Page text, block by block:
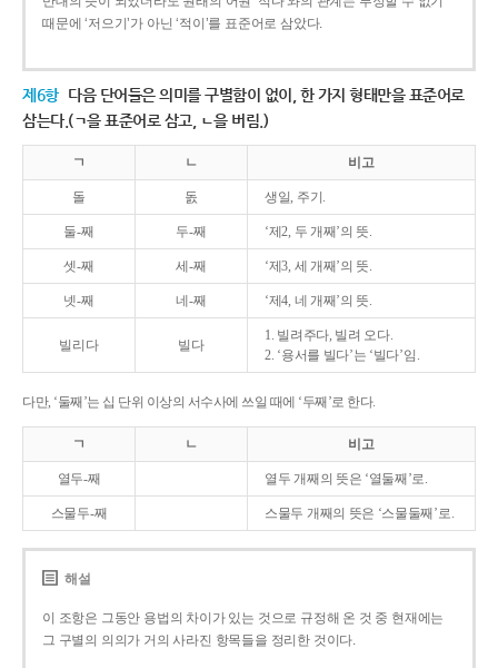
때문에 ‘저으기’가 아닌 ‘적이’를 표준어로 삼았다.
제6항 다음 단어들은 의미를 구별함이 없이, 한 가지 형태만을 표준어로
삼는다.(ㄱ을 표준어로 삼고, ㄴ을 버림.)
ㄱ ㄴ 비고
돌 돐 생일, 주기.
둘-째 두-째 ‘제2, 두 개째’의 뜻.
셋-째 세-째 ‘제3, 세 개째’의 뜻.
넷-째 네-째 ‘제4, 네 개째’의 뜻.
빌리다 빌다
1. 빌려주다, 빌려 오다.
2. ‘용서를 빌다’는 ‘빌다’임.
다만, ‘둘째’는 십 단위 이상의 서수사에 쓰일 때에 ‘두째’로 한다.
ㄱ ㄴ 비고
열두-째 열두 개째의 뜻은 ‘열둘째’로.
스물두-째 스물두 개째의 뜻은 ‘스물둘째’로.
해설
이 조항은 그동안 용법의 차이가 있는 것으로 규정해 온 것 중 현재에는
그 구별의 의의가 거의 사라진 항목들을 정리한 것이다.